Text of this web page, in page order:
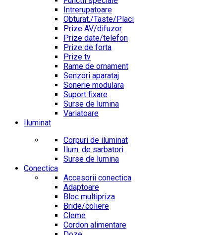
Intrerupatoare
Obturat./Taste/Placi
Prize AV/difuzor
Prize date/telefon
Prize de forta
Prize tv
Rame de ornament
Senzori aparataj
Sonerie modulara
Suport fixare
Surse de lumina
Variatoare
Iluminat
Corpuri de iluminat
Ilum. de sarbatori
Surse de lumina
Conectica
Accesorii conectica
Adaptoare
Bloc multipriza
Bride/coliere
Cleme
Cordon alimentare